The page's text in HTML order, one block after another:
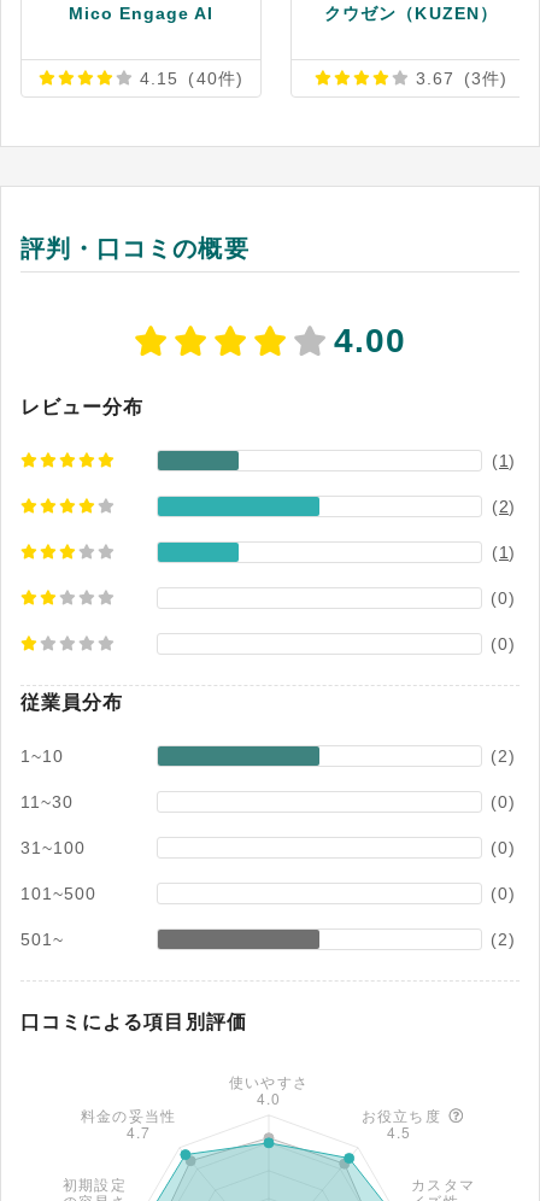
Mico Engage AI
4.15 (40件)
クウゼン（KUZEN）
3.67 (3件)
評判・口コミの概要
4.00
レビュー分布
(1)
(2)
(1)
(0)
(0)
従業員分布
1~10 (2)
11~30 (0)
31~100 (0)
101~500 (0)
501~ (2)
口コミによる項目別評価